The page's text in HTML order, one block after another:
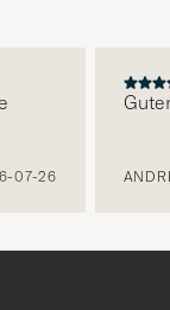
26
Guter
ANDREA